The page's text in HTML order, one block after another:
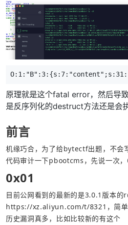
原理就是这个fatal error，然后导
是反序列化的destruct方法还是会
前言
机缘巧合，为了给bytectf出题，不会
代码审计一下pbootcms，先说一次，
0x01
目前公网看到的最新的是3.0.1版本的
https://xz.aliyun.com/t/8321 ，简
历史漏洞真多，比如比较新的有这个